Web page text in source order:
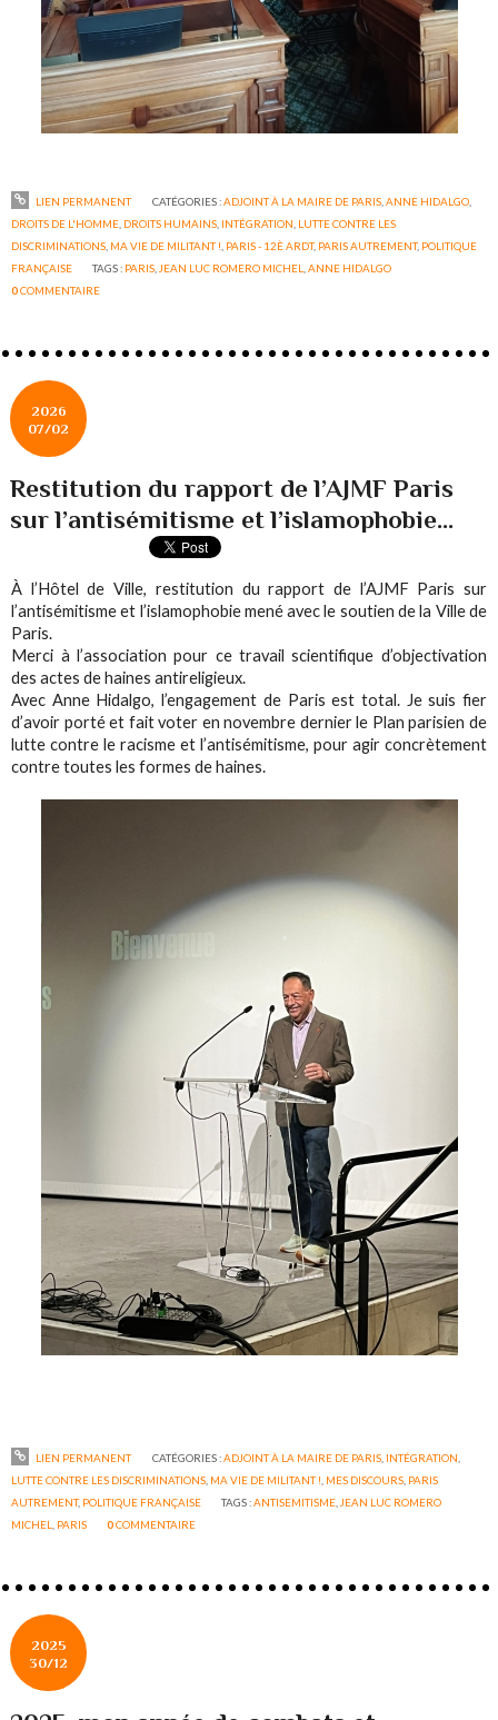
LIEN PERMANENT CATÉGORIES :ADJOINT À LA MAIRE DE PARIS, ANNE HIDALGO,
DROITS DE L'HOMME DROITS HUMAINS INTÉGRATION LUTTE CONTRE LES
DISCRIMINATIONS MA VIE DE MILITANT ! PARIS - 12È ARDT, PARIS AUTREMENT, POLITIQUE
FRANÇAISE
TAGS : PARIS JEAN LUC ROMERO MICHEL ,ANNE HIDALGO
0COMMENTAIRE
2026
07/02
Restitution du rapport de l’AJMF Paris
sur l’antisémitisme et l’islamophobie...
À l’Hôtel de Ville, restitution du rapport de l’AJMF Paris sur
l’antisémitisme et l’islamophobie mené avec le soutien de la Ville de
Paris.
Merci à l’association pour ce travail scientifique d’objectivation
des actes de haines antireligieux.
Avec Anne Hidalgo, l’engagement de Paris est total. Je suis fier
d’avoir porté et fait voter en novembre dernier le Plan parisien de
lutte contre le racisme et l’antisémitisme, pour agir concrètement
contre toutes les formes de haines.
LIEN PERMANENT CATÉGORIES :ADJOINT À LA MAIRE DE PARIS, INTÉGRATION
LUTTE CONTRE LES DISCRIMINATIONS MA VIE DE MILITANT ! MES DISCOURS PARIS
AUTREMENT, POLITIQUE FRANÇAISE TAGS :ANTISEMITISME JEAN LUC ROMERO
MICHEL
PARIS 0COMMENTAIRE
2025
30/12